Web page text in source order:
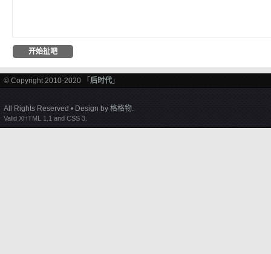
© Copyright 2010-2020 「 后时代 」
All Rights Reserved • Design by 格格物.
Valid XHTML 1.1 and CSS 3.